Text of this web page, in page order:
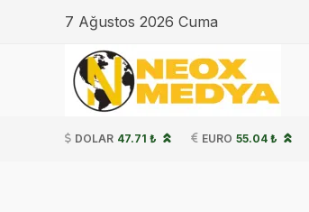
7 Ağustos 2026 Cuma
DOLAR 47.71 ₺ EURO 55.04 ₺